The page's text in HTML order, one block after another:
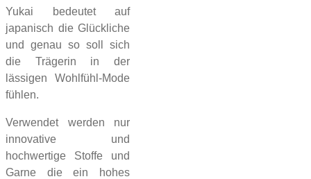
Yukai bedeutet auf
japanisch die Glückliche
und genau so soll sich
die Trägerin in der
lässigen Wohlfühl-Mode
fühlen.
Verwendet werden nur
innovative und
hochwertige Stoffe und
Garne die ein hohes